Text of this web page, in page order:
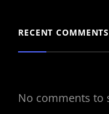
RECENT COMMENTS
No comments to